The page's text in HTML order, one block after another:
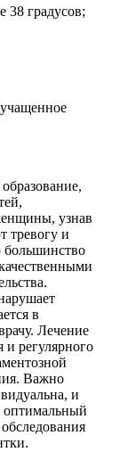
38 градусов;
узнав
тревогу и
большинство
в
Лечение
и регулярного
Важно
и
оптимальный